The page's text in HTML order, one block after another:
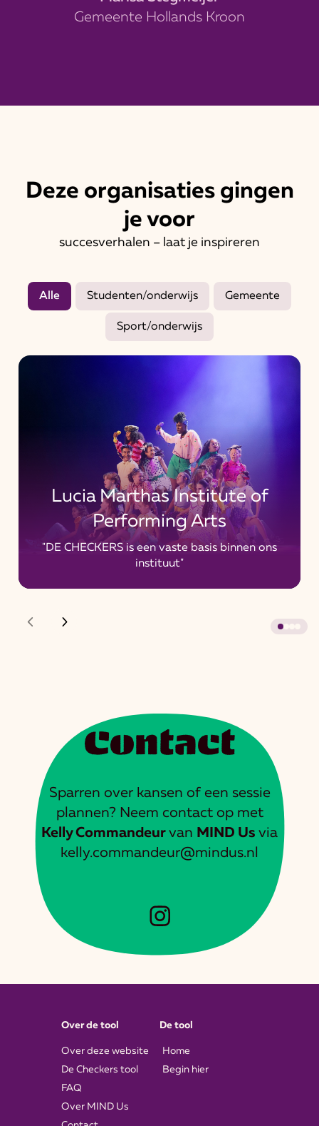
Gemeente Hollands Kroon
Deze organisaties gingen
je voor
succesverhalen – laat je inspireren
Alle Studenten/onderwijs Gemeente
Sport/onderwijs
Lucia Marthas Institute of
Performing Arts
"DE CHECKERS is een vaste basis binnen ons
instituut"
Contact
Sparren over kansen of een sessie
plannen? Neem contact op met
Kelly Commandeur van MIND Us via
kelly.commandeur@mindus.nl
Over de tool De tool
Over deze website
De Checkers tool
FAQ
Over MIND Us
Home
Begin hier